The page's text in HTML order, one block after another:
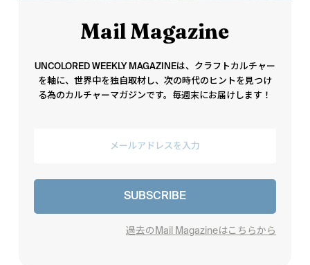
Mail Magazine
UNCOLORED WEEKLY MAGAZINEは、クラフトカルチャー
を軸に、世界中を独自取材し、次の時代のヒントを見つけ
る為のカルチャーマガジンです。毎週末にお届けします！
SUBSCRIBE
過去のMail Magazineはこちらから